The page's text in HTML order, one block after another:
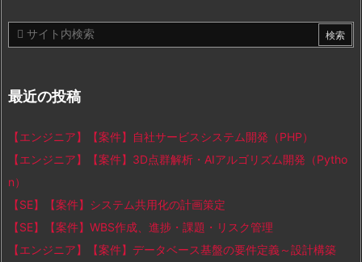
最近の投稿
【エンジニア】【案件】自社サービスシステム開発（PHP）
【エンジニア】【案件】3D点群解析・AIアルゴリズム開発（Pytho
n）
【SE】【案件】システム共用化の計画策定
【SE】【案件】WBS作成、進捗・課題・リスク管理
【エンジニア】【案件】データベース基盤の要件定義～設計構築